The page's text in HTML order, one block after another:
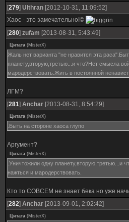
[279] Ulthran [2012-10-31, 11:09:52]
Хаос - это замечательно!©
[280] zufam [2013-08-31, 5:43:49]
Цитата (MisterX)
Жаль нет варианта "не нравится эта
планету,вторую,третью...и что?Нет смысла
мародерствовать.Жить в постоянной
ЛГМ?
[281] Anchar [2013-08-31, 8:54:29]
Цитата (MisterX)
.Быть на стороне хаоса глупо
Аргумент?
Цитата (MisterX)
.Уничтожили одну планету,вторую,третью...и
нажться и мародерствовать.
Кто то СОВСЕМ не знает бека но уже
[282] Anchar [2013-09-01, 2:02:42]
Цитата (MisterX)